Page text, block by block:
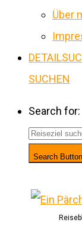
Über
SUCHEN
Search for:
Search Button